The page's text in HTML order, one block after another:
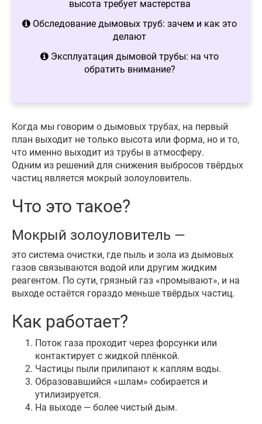
высота требует мастерства
Обследование дымовых труб: зачем и как это
делают
Эксплуатация дымовой трубы: на что
обратить внимание?
Когда мы говорим о дымовых трубах, на первый
план выходит не только высота или форма, но и то,
что именно выходит из трубы в атмосферу.
Одним из решений для снижения выбросов твёрдых
частиц является мокрый золоуловитель.
Что это такое?
Мокрый золоуловитель —
это система очистки, где пыль и зола из дымовых
газов связываются водой или другим жидким
реагентом. По сути, грязный газ «промывают», и на
выходе остаётся гораздо меньше твёрдых частиц.
Как работает?
Поток газа проходит через форсунки или
контактирует с жидкой плёнкой.
Частицы пыли прилипают к каплям воды.
Образовавшийся «шлам» собирается и
утилизируется.
На выходе — более чистый дым.